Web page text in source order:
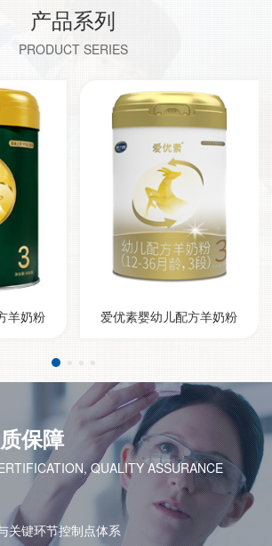
产品系列
PRODUCT SERIES
羊奶粉 爱优素婴幼儿配方羊奶粉
保障
QUALITY ASSURANCE
关键环节控制点体系